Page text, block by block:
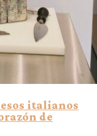
italianos
de